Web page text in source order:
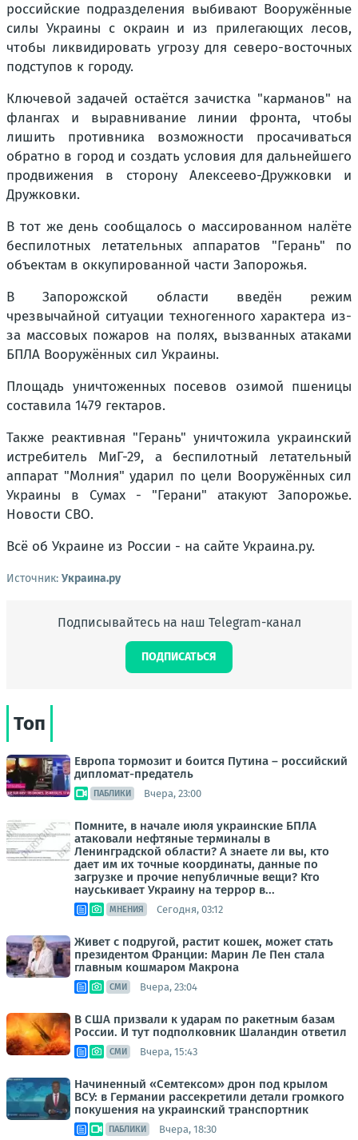
российские подразделения выбивают Вооружённые
силы Украины с окраин и из прилегающих лесов,
чтобы ликвидировать угрозу для северо-восточных
подступов к городу.
Ключевой задачей остаётся зачистка "карманов" на
флангах и выравнивание линии фронта, чтобы
лишить противника возможности просачиваться
обратно в город и создать условия для дальнейшего
продвижения в сторону Алексеево-Дружковки и
Дружковки.
В тот же день сообщалось о массированном налёте
беспилотных летательных аппаратов "Герань" по
объектам в оккупированной части Запорожья.
В Запорожской области введён режим
чрезвычайной ситуации техногенного характера из-
за массовых пожаров на полях, вызванных атаками
БПЛА Вооружённых сил Украины.
Площадь уничтоженных посевов озимой пшеницы
составила 1479 гектаров.
Также реактивная "Герань" уничтожила украинский
истребитель МиГ-29, а беспилотный летательный
аппарат "Молния" ударил по цели Вооружённых сил
Украины в Сумах - "Герани" атакуют Запорожье.
Новости СВО.
Всё об Украине из России - на сайте Украина.ру.
Источник: Украина.ру
Подписывайтесь на наш Telegram-канал
ПОДПИСАТЬСЯ
Топ
Европа тормозит и боится Путина – российский
дипломат-предатель
ПАБЛИКИ Вчера, 23:00
Помните, в начале июля украинские БПЛА
атаковали нефтяные терминалы в
Ленинградской области? А знаете ли вы, кто
дает им их точные координаты, данные по
загрузке и прочие непубличные вещи? Кто
науськивает Украину на террор в...
МНЕНИЯ Сегодня, 03:12
Живет с подругой, растит кошек, может стать
президентом Франции: Марин Ле Пен стала
главным кошмаром Макрона
СМИ Вчера, 23:04
В США призвали к ударам по ракетным базам
России. И тут подполковник Шаландин ответил
СМИ Вчера, 15:43
Начиненный «Семтексом» дрон под крылом
ВСУ: в Германии рассекретили детали громкого
покушения на украинский транспортник
ПАБЛИКИ Вчера, 18:30